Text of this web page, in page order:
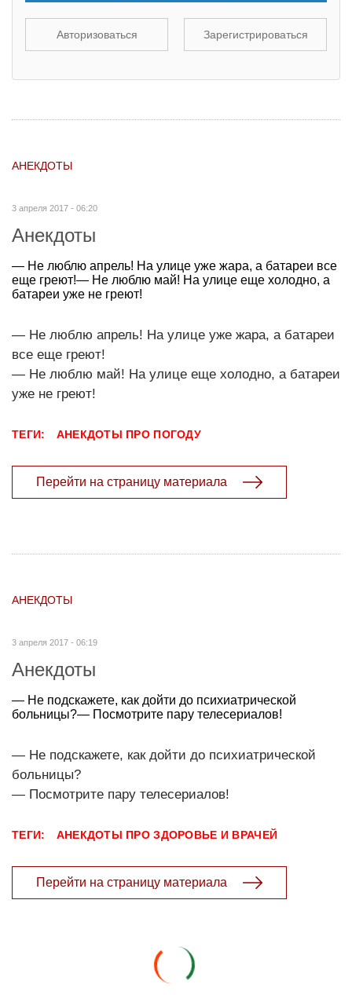
Авторизоваться Зарегистрироваться
АНЕКДОТЫ
3 апреля 2017 - 06:20
Анекдоты
— Не люблю апрель! На улице уже жара, а батареи все
еще греют!— Не люблю май! На улице еще холодно, а
батареи уже не греют!
— Не люблю апрель! На улице уже жара, а батареи
все еще греют!
— Не люблю май! На улице еще холодно, а батареи
уже не греют!
ТЕГИ: АНЕКДОТЫ ПРО ПОГОДУ
Перейти на страницу материала
АНЕКДОТЫ
3 апреля 2017 - 06:19
Анекдоты
— Не подскажете, как дойти до психиатрической
больницы?— Посмотрите пару телесериалов!
— Не подскажете, как дойти до психиатрической
больницы?
— Посмотрите пару телесериалов!
ТЕГИ: АНЕКДОТЫ ПРО ЗДОРОВЬЕ И ВРАЧЕЙ
Перейти на страницу материала